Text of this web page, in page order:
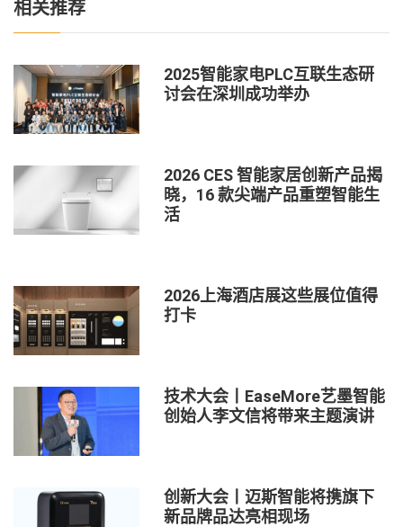
相关推荐
2025智能家电PLC互联生态研
讨会在深圳成功举办
2026 CES 智能家居创新产品揭
晓，16 款尖端产品重塑智能生
活
2026上海酒店展这些展位值得
打卡
技术大会丨EaseMore艺墨智能
创始人李文信将带来主题演讲
创新大会丨迈斯智能将携旗下
新品牌品达亮相现场